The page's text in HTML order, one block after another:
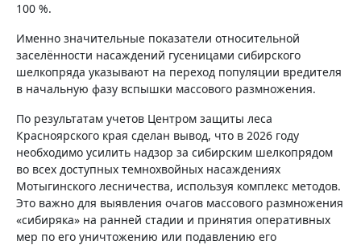
100 %.
Именно значительные показатели относительной
заселённости насаждений гусеницами сибирского
шелкопряда указывают на переход популяции вредителя
в начальную фазу вспышки массового размножения.
По результатам учетов Центром защиты леса
Красноярского края сделан вывод, что в 2026 году
необходимо усилить надзор за сибирским шелкопрядом
во всех доступных темнохвойных насаждениях
Мотыгинского лесничества, используя комплекс методов.
Это важно для выявления очагов массового размножения
«сибиряка» на ранней стадии и принятия оперативных
мер по его уничтожению или подавлению его